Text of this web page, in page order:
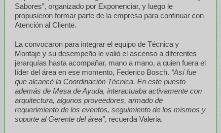
Sabores”, organizado por Exponenciar, y luego le
propusieron formar parte de la empresa para continuar con
Atención al Cliente.
La convocaron para integrar el equipo de Técnica y
Montaje y su desempeño le valió el ascenso a diferentes
jerarquías hasta acompañar, mano a mano, a quien fuera el
líder del área en ese momento, Federico Bosch. “Así fue
que alcancé la Coordinación Técnica. En este puesto
además de Mesa de Ayuda, interactuaba activamente con
arquitectura, algunos proveedores, armado de
requerimiento de los eventos, seguimiento de los mismos y
soporte al Gerente del área”, recuerda Valeria.